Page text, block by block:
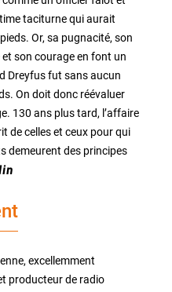
taciturne qui aurait
Or, sa pugnacité, son
son courage en font un
Dreyfus fut sans aucun
On doit donc réévaluer
130 ans plus tard, l’affaire
de celles et ceux pour qui
demeurent des principes
excellemment
producteur de radio